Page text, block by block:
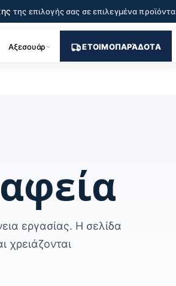
της επιλογής σας σε επιλεγμένα προϊόντα
Αξεσουάρ ΕΤΟΙΜΟΠΑΡΆΔΟΤΑ
εργασίας. Η σελίδα
χρειάζονται